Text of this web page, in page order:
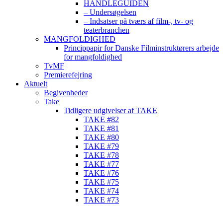
HANDLEGUIDEN
– Undersøgelsen
– Indsatser på tværs af film-, tv- og
teaterbranchen
MANGFOLDIGHED
Princippapir for Danske Filminstruktørers arbejde
for mangfoldighed
TvMF
Premierefejring
Aktuelt
Begivenheder
Take
Tidligere udgivelser af TAKE
TAKE #82
TAKE #81
TAKE #80
TAKE #79
TAKE #78
TAKE #77
TAKE #76
TAKE #75
TAKE #74
TAKE #73